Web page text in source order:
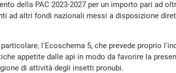
della PAC 2023-2027 per un importo pari ad
ad altri fondi nazionali messi a disposizione
l'Ecoschema 5, che prevede proprio
appetite dalle api in modo da favorire la
di attività degli insetti pronubi.